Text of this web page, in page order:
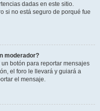
dadas en este sitio.
si no está seguro de porqué fue
moderador?
botón para reportar mensajes
el foro le llevará y guiará a
el mensaje.